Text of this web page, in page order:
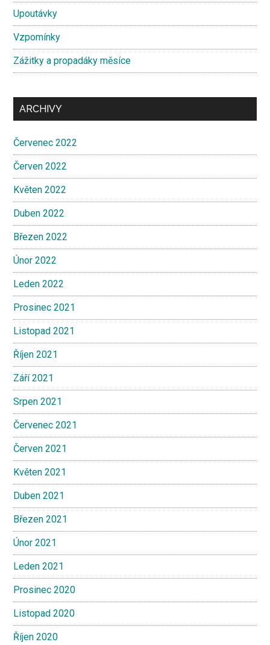
Upoutávky
Vzpomínky
Zážitky a propadáky měsíce
ARCHIVY
Červenec 2022
Červen 2022
Květen 2022
Duben 2022
Březen 2022
Únor 2022
Leden 2022
Prosinec 2021
Listopad 2021
Říjen 2021
Září 2021
Srpen 2021
Červenec 2021
Červen 2021
Květen 2021
Duben 2021
Březen 2021
Únor 2021
Leden 2021
Prosinec 2020
Listopad 2020
Říjen 2020